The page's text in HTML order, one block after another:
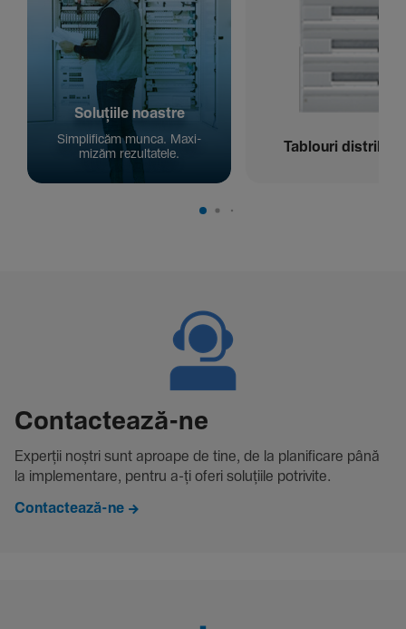
Solu­țiile noastre
Simpli­ficăm munca. Maxi­
mizăm rezul­ta­tele.
Tablouri
Contac­tează-ne
Experții noștri sunt aproape de tine, de la plani­fi­care până
la imple­men­tare, pentru a-ți oferi solu­țiile potri­vite.
Contactează-ne